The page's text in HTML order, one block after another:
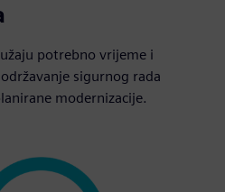
potrebno vrijeme i
sigurnog rada
modernizacije.